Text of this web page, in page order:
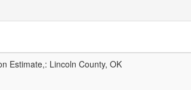
Estimate,: Lincoln County, OK